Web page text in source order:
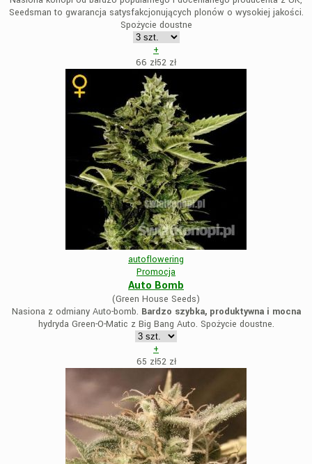
Seedsman to gwarancja satysfakcjonujących plonów o wysokiej jakości.
Spożycie doustne
+
66 zł52 zł
autoflowering
Promocja
Auto Bomb
(Green House Seeds)
Nasiona z odmiany Auto-bomb. Bardzo szybka, produktywna i mocna
hydryda Green-O-Matic z Big Bang Auto. Spożycie doustne.
+
65 zł52zł